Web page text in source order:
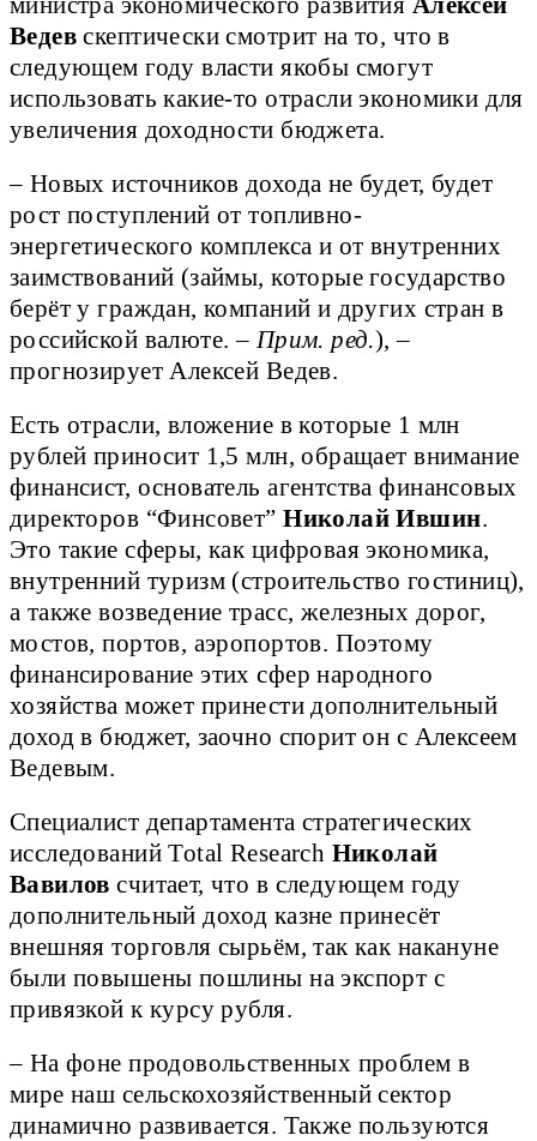
Ведев скептически смотрит на то, что в
следующем году власти якобы смогут
использовать какие-то отрасли экономики для
увеличения доходности бюджета.
– Новых источников дохода не будет, будет
рост поступлений от топливно-
энергетического комплекса и от внутренних
заимствований (займы, которые государство
берёт у граждан, компаний и других стран в
российской валюте. – Прим. ред.), –
прогнозирует Алексей Ведев.
Есть отрасли, вложение в которые 1 млн
рублей приносит 1,5 млн, обращает внимание
финансист, основатель агентства финансовых
директоров “Финсовет”Николай Ившин.
Это такие сферы, как цифровая экономика,
внутренний туризм (строительство гостиниц),
а также возведение трасс, железных дорог,
мостов, портов, аэропортов. Поэтому
финансирование этих сфер народного
хозяйства может принести дополнительный
доход в бюджет, заочно спорит он с Алексеем
Ведевым.
Специалист департамента стратегических
исследований Total Research Николай
Вавилов считает, что в следующем году
дополнительный доход казне принесёт
внешняя торговля сырьём, так как накануне
были повышены пошлины на экспорт с
привязкой к курсу рубля.
– На фоне продовольственных проблем в
мире наш сельскохозяйственный сектор
динамично развивается. Также пользуются